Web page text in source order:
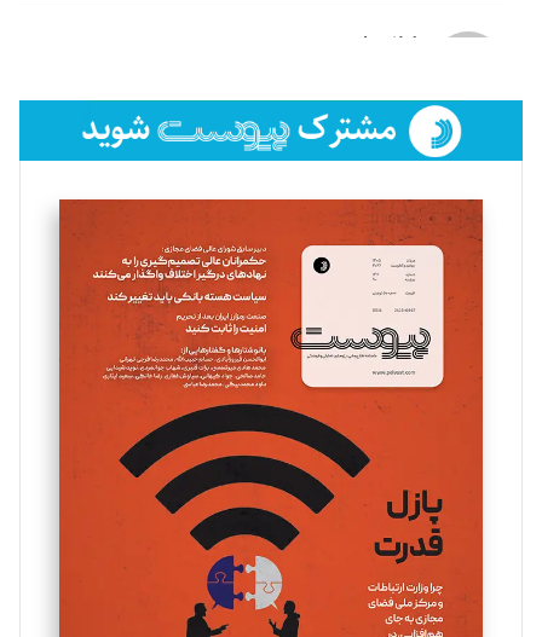
لیلا حنارود
فائزه فتحی رستمی
تحریریه
سروش کرمیان
تحریریه
مینا پاکدل
یسنا امان‌پور
تحریریه
ملینا جعفری